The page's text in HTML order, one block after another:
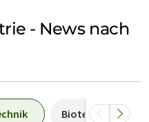
- News nach
Biotechnologie